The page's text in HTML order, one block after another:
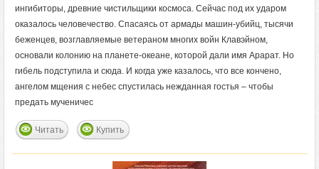
ингибиторы, древние чистильщики космоса. Сейчас под их ударом
оказалось человечество. Спасаясь от армады машин-убийц, тысячи
беженцев, возглавляемые ветераном многих войн Клавэйном,
основали колонию на планете-океане, которой дали имя Арарат. Но
гибель подступила и сюда. И когда уже казалось, что все кончено,
ангелом мщения с небес спустилась нежданная гостья – чтобы
предать мученичес
Читать Купить